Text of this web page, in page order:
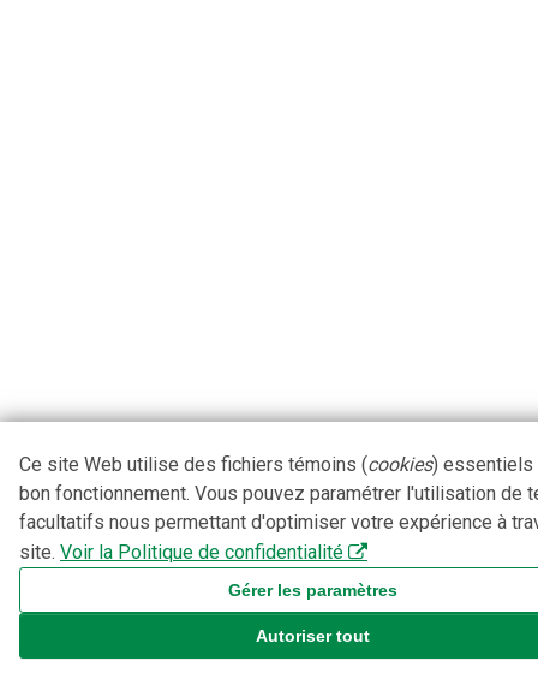
Ce site Web utilise des fichiers témoins (cookies) essentiels
bon fonctionnement. Vous pouvez paramétrer l'utilisation de
facultatifs nous permettant d'optimiser votre expérience à
site. Voir la Politique de confidentialité
Gérer les paramètres
Autoriser tout